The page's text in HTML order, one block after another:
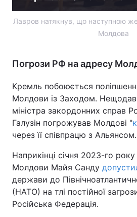
Лавров натякнув, що наступною
Молдова
Погрози РФ на адресу
Кремль побоюється
Молдови із Заходом.
міністра закордонних справ
Галузін погрожував Молдові "
через її співпрацю з Альянсом.
Наприкінці січня 2023-го
Молдови Майя Санду
держави до
(НАТО) на тлі постійної
Російська Федерація.